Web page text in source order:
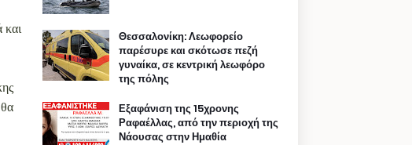
Θεσσαλονίκη: Λεωφορείο
παρέσυρε και σκότωσε πεζή
γυναίκα, σε κεντρική λεωφόρο
της πόλης
Εξαφάνιση της 15χρονης
Ραφαέλλας, από την περιοχή της
Νάουσας στην Ημαθία